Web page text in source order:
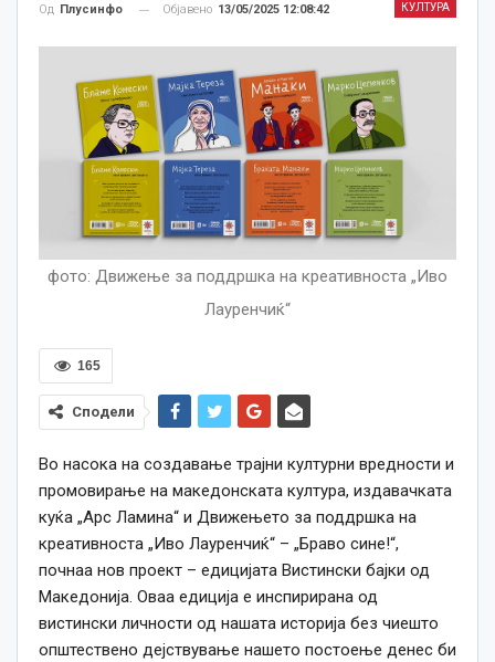
КУЛТУРА
Од Плусинфо Објавено 13/05/2025 12:08:42
фото: Движење за поддршка на креативноста „Иво
Лауренчиќ“
165
Сподели
Во насока на создавање трајни културни вредности и
промовирање на македонската култура, издавачката
куќа „Арс Ламина“ и Движењето за поддршка на
креативноста „Иво Лауренчиќ“ – „Браво сине!“,
почнаа нов проект – едицијата Вистински бајки од
Македонија. Оваа едиција е инспирирана од
вистински личности од нашата историја без чиешто
општествено дејствување нашето постоење денес би